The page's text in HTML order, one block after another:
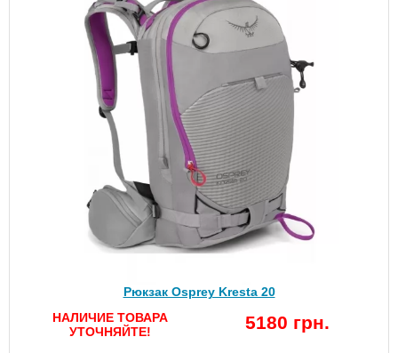
Рюкзак Osprey Kresta 20
НАЛИЧИЕ ТОВАРА
УТОЧНЯЙТЕ!
5180 грн.